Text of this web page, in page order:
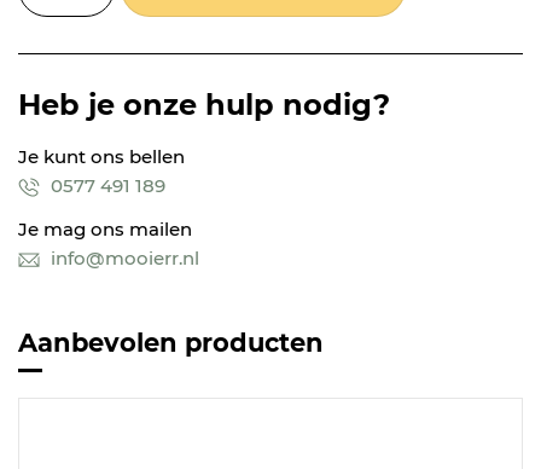
Heb je onze hulp nodig?
Je kunt ons bellen
0577 491 189
Je mag ons mailen
info@mooierr.nl
Aanbevolen producten